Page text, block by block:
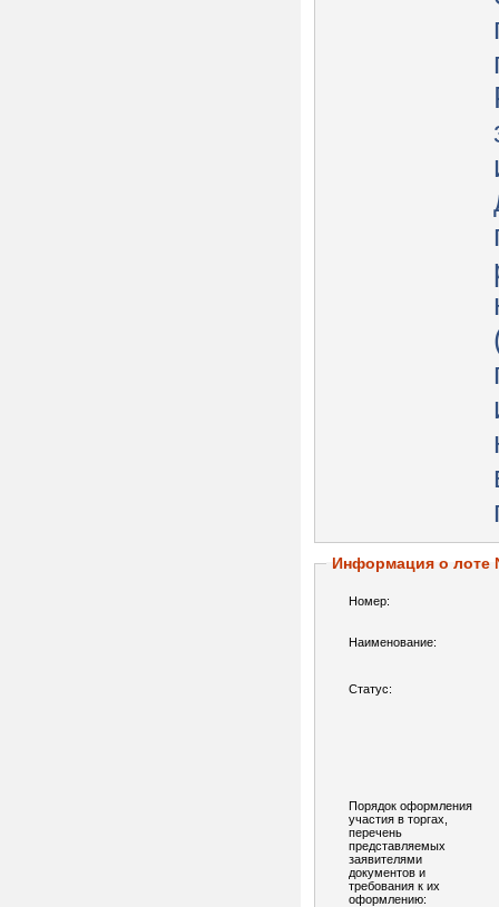
Информация о лоте
Номер:
Наименование:
Статус:
Порядок оформления
участия в торгах,
перечень
представляемых
заявителями
документов и
требования к их
оформлению: